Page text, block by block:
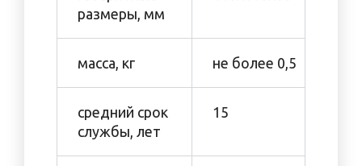
размеры, мм
масса, кг не более 0,5
средний срок
службы, лет
15